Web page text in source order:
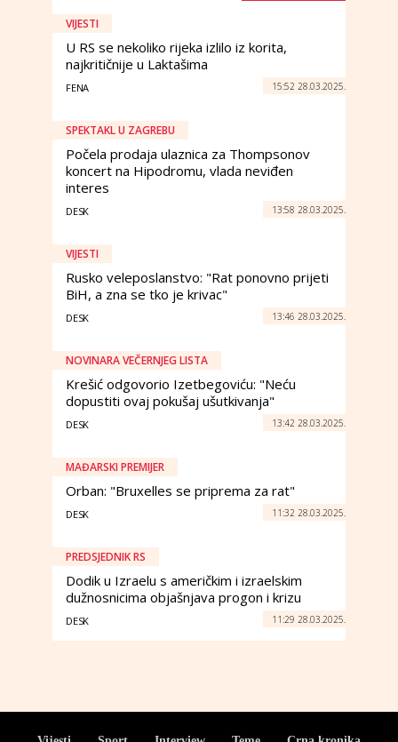
VIJESTI
U RS se nekoliko rijeka izlilo iz korita,
najkritičnije u Laktašima
FENA 15:52 28.03.2025.
SPEKTAKL U ZAGREBU
Počela prodaja ulaznica za Thompsonov
koncert na Hipodromu, vlada neviđen
interes
DESK 13:58 28.03.2025.
VIJESTI
Rusko veleposlanstvo: "Rat ponovno prijeti
BiH, a zna se tko je krivac"
DESK 13:46 28.03.2025.
NOVINARA VEČERNJEG LISTA
Krešić odgovorio Izetbegoviću: "Neću
dopustiti ovaj pokušaj ušutkivanja"
DESK 13:42 28.03.2025.
MAĐARSKI PREMIJER
Orban: "Bruxelles se priprema za rat"
DESK 11:32 28.03.2025.
PREDSJEDNIK RS
Dodik u Izraelu s američkim i izraelskim
dužnosnicima objašnjava progon i krizu
DESK 11:29 28.03.2025.